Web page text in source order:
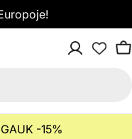
-15%